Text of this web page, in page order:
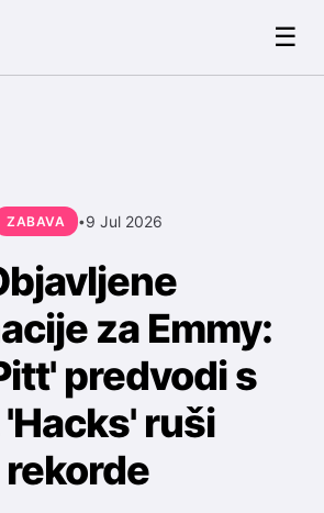
☰
ZABAVA •9 Jul 2026
za Emmy:
predvodi s
'Hacks' ruši
rekorde